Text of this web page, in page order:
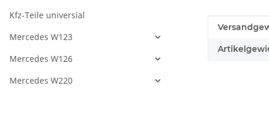
Wert
Kfz-Teile universial
Mercedes W123
Mercedes W126
Mercedes W220